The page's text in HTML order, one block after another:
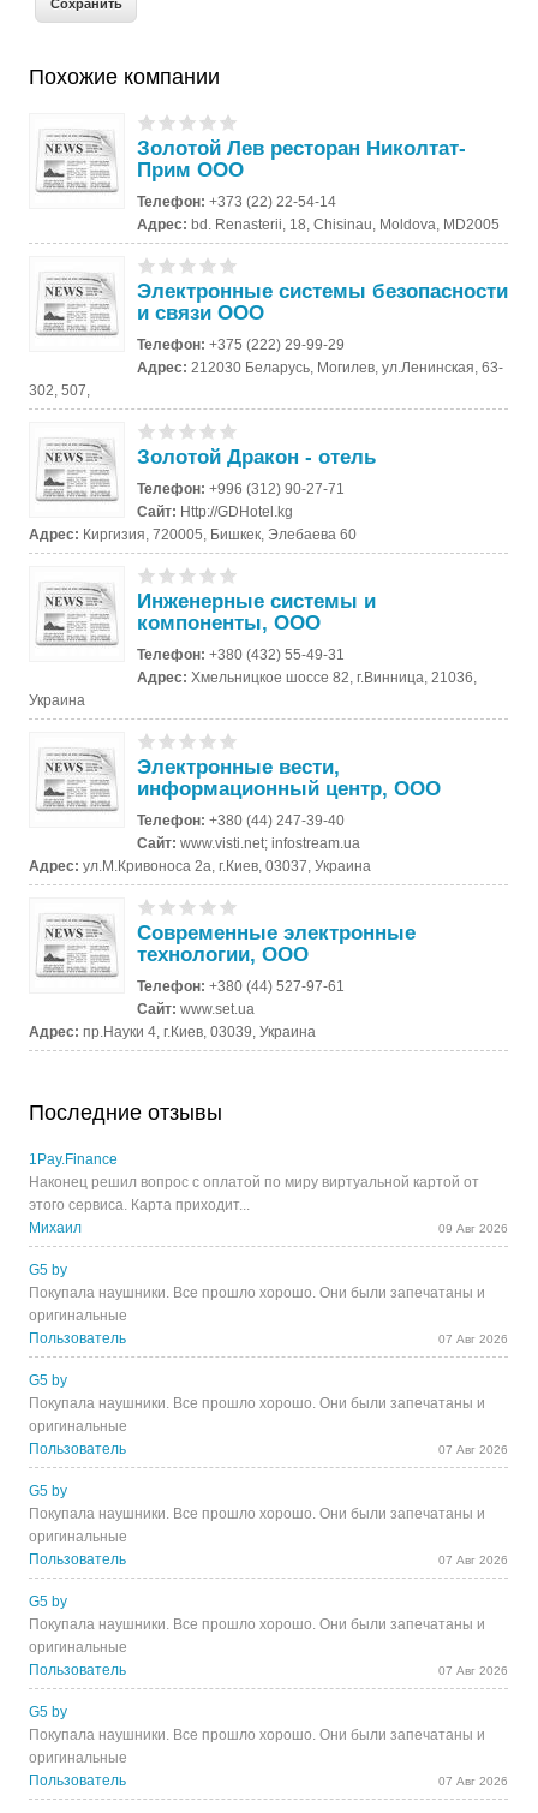
Похожие компании
Золотой Лев ресторан Николтат-
Прим ООО
Телефон:+373 (22) 22-54-14
Адрес:bd. Renasterii, 18, Chisinau, Moldova, MD2005
Электронные системы безопасности
и связи ООО
Телефон:+375 (222) 29-99-29
Адрес: 212030 Беларусь, Могилев, ул.Ленинская, 63-
302, 507,
Золотой Дракон - отель
Телефон:+996 (312) 90-27-71
Сайт: Http://GDHotel.kg
Адрес: Киргизия, 720005, Бишкек, Элебаева 60
Инженерные системы и
компоненты, ООО
Телефон:+380 (432) 55-49-31
Адрес:Хмельницкое шоссе 82, г.Винница, 21036,
Украина
Электронные вести,
информационный центр, ООО
Телефон:+380 (44) 247-39-40
Сайт:www.visti.net; infostream.ua
Адрес:ул.М.Кривоноса 2а, г.Киев, 03037, Украина
Современные электронные
технологии, ООО
Телефон:+380 (44) 527-97-61
Сайт:www.set.ua
Адрес:пр.Науки 4, г.Киев, 03039, Украина
Последние отзывы
1Pay.Finance
Наконец решил вопрос с оплатой по миру виртуальной картой от
этого сервиса. Карта приходит...
Михаил
09 Авг 2026
G5 by
Покупала наушники. Все прошло хорошо. Они были запечатаны и
оригинальные
Пользователь
07 Авг 2026
G5 by
Покупала наушники. Все прошло хорошо. Они были запечатаны и
оригинальные
Пользователь
07 Авг 2026
G5 by
Покупала наушники. Все прошло хорошо. Они были запечатаны и
оригинальные
Пользователь
07 Авг 2026
G5 by
Покупала наушники. Все прошло хорошо. Они были запечатаны и
оригинальные
Пользователь
07 Авг 2026
G5 by
Покупала наушники. Все прошло хорошо. Они были запечатаны и
оригинальные
Пользователь
07 Авг 2026